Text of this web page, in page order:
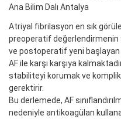
Ana Bilim Dalı Antalya
Atriyal fibrilasyon en sık
preoperatif değerlendirmenin
ve postoperatif yeni başlayan
AF ile karşı karşıya
stabiliteyi korumak ve
gerektirir.
Bu derlemede, AF
nedeniyle antikoagülan